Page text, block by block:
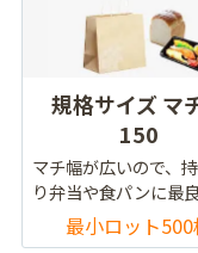
規格サイズ マ
150
マチ幅が広いので、
り弁当や食パンに最
最小ロット500